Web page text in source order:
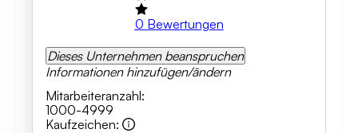
0 Bewertungen
Dieses Unternehmen beanspruchen
Informationen hinzufügen/ändern
Mitarbeiteranzahl:
1000-4999
Kaufzeichen: